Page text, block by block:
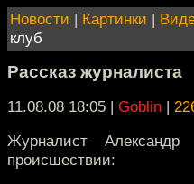
Новости | Картинки |
клуб
Рассказ журналиста
11.08.08 18:05 | Goblin |
Журналист
происшествии: